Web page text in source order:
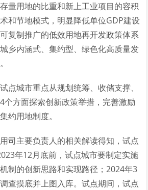
量用地的比重和新上工业项目的容积
和节地模式，明显降低单位GDP建设
复制推广的低效用地再开发政策体系
乡内涵式、集约型、绿色化高质量发
点城市重点从规划统筹、收储支撑、
个方面探索创新政策举措，完善激励
约用地制度。
司主要负责人的相关解读得知，试点
年12月底前，试点城市要制定实施
制的创新思路和实现路径；2024年3
查摸底并上图入库。试点期间，试点